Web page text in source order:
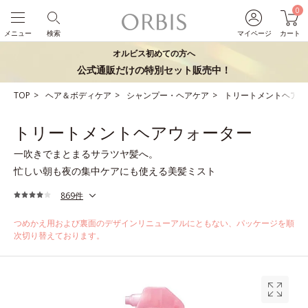
マイページ
0
カート
検索
メニュー
オルビス初めての方へ
公式通販だけの特別セット販売中！
TOP ヘア＆ボディケア シャンプー・ヘアケア トリートメントヘア
トリートメントヘアウォーター
一吹きでまとまるサラツヤ髪へ。
忙しい朝も夜の集中ケアにも使える美髪ミスト
869件
つめかえ用および裏面のデザインリニューアルにともない、パッケージを順
次切り替えております。